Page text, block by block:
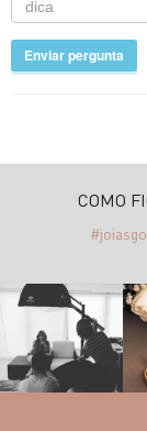
Enviar pergunta
COMO